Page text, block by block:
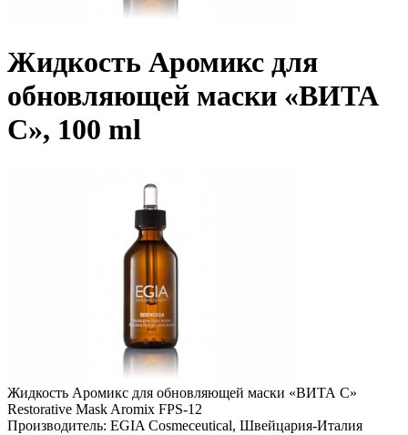
Жидкость Аромикс для
обновляющей маски «ВИТА
С», 100 ml
Жидкость Аромикс для обновляющей маски «ВИТА С»
Restorative Mask Aromix FPS-12
Производитель: EGIA Cosmeceutical, Швейцария-Италия